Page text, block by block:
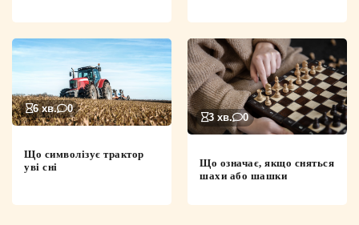
6 хв. 0
Що символізує трактор
уві сні
3 хв. 0
Що означає, якщо сняться
шахи або шашки